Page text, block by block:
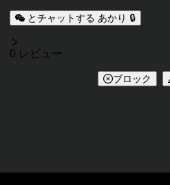
とチャットする あかり 🔒
レビュー
0 レビュー
ブロック